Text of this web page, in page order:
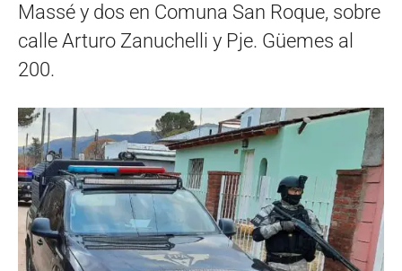
Massé y dos en Comuna San Roque, sobre
calle Arturo Zanuchelli y Pje. Güemes al
200.